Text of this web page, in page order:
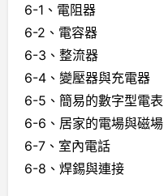
6-1、電阻器
6-2、電容器
6-3、整流器
6-4、變壓器與充電器
6-5、簡易的數字型電表
6-6、居家的電場與磁場
6-7、室內電話
6-8、焊錫與連接